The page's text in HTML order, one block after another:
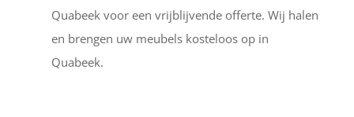
Quabeek voor een vrijblijvende offerte. Wij halen
en brengen uw meubels kosteloos op in
Quabeek.